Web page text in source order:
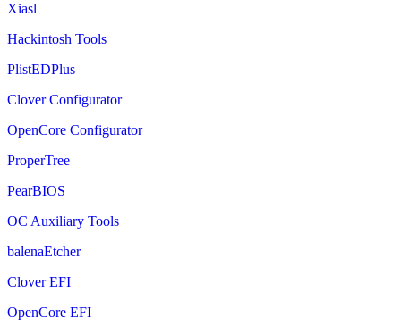
Xiasl
Hackintosh Tools
PlistEDPlus
Clover Configurator
OpenCore Configurator
ProperTree
PearBIOS
OC Auxiliary Tools
balenaEtcher
Clover EFI
OpenCore EFI